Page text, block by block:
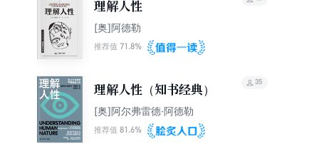
理解人性
[奥]阿德勒
推荐值 71.8%
理解人性（知书经典）
[奥]阿尔弗雷德·阿德勒
推荐值 81.6%
35